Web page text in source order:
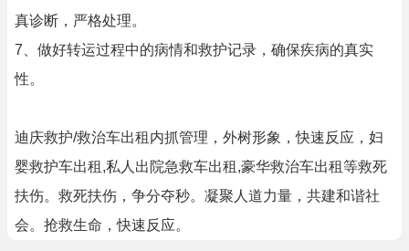
真诊断，严格处理。
7、做好转运过程中的病情和救护记录，确保疾病的真实
性。
迪庆救护/救治车出租内抓管理，外树形象，快速反应，妇
婴救护车出租,私人出院急救车出租,豪华救治车出租等救死
扶伤。救死扶伤，争分夺秒。凝聚人道力量，共建和谐社
会。抢救生命，快速反应。